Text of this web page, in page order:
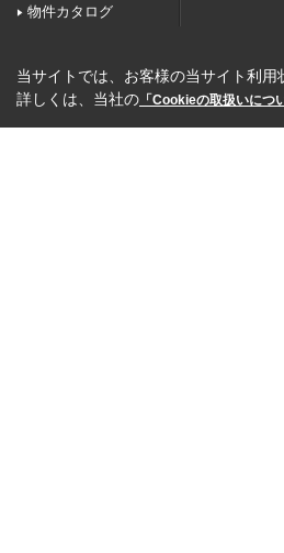
物件カタログ
当サイトでは、お客様の当サイト利
詳しくは、当社の 「Cookieの取扱いにつ